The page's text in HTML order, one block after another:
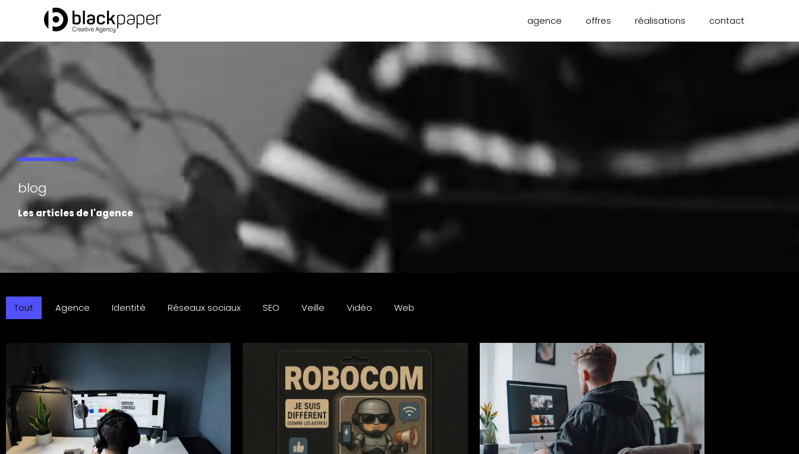
contenu
agence offres réalisations contact
blog
Les articles de l'agence
Tout Agence Identité Réseaux sociaux SEO Veille Vidéo Web